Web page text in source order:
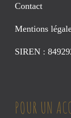
Contact
Mentions
SIREN :
POUR UN